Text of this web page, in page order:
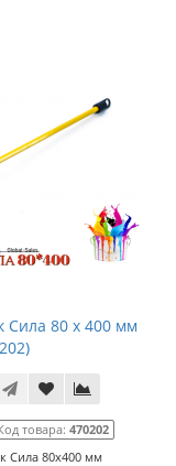
Сила 80 х 400 мм
товара:470202
Сила 80х400 мм